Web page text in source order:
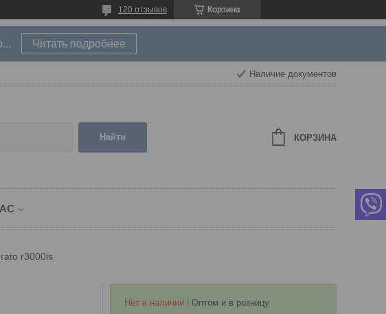
Корзина
120 отзывов
Читать подробнее
Наличие документов
Найти КОРЗИНА
r3000is
Нет в наличии Оптом и в розницу